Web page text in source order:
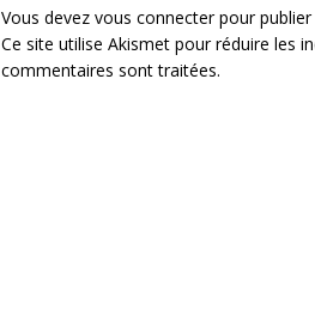
Vous devez vous connecterpour publier
Ce site utilise Akismet pour réduire les
commentaires sont traitées.